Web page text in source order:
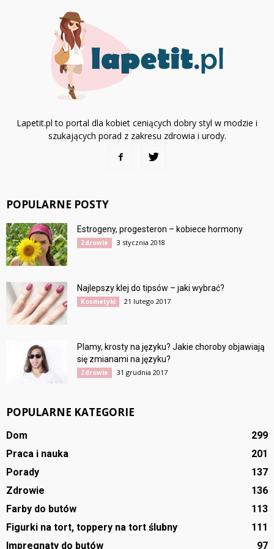
Lapetit.pl to portal dla kobiet ceniących dobry styl w modzie i
szukających porad z zakresu zdrowia i urody.
POPULARNE POSTY
Estrogeny, progesteron – kobiece hormony
Zdrowie 3 stycznia 2018
Najlepszy klej do tipsów – jaki wybrać?
Kosmetyki 21 lutego 2017
Plamy, krosty na języku? Jakie choroby objawiają
się zmianami na języku?
Zdrowie 31 grudnia 2017
POPULARNE KATEGORIE
Dom
299
Praca i nauka
201
Porady
137
Zdrowie
136
Farby do butów
113
Figurki na tort, toppery na tort ślubny
111
Impregnaty do butów
97